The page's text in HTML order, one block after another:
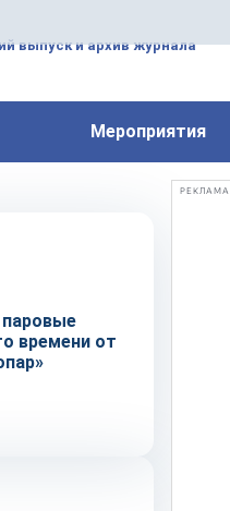
техническим
нефтехимических,
выпуск и архив журнала
Мероприятия
времени от
РЕКЛАМА